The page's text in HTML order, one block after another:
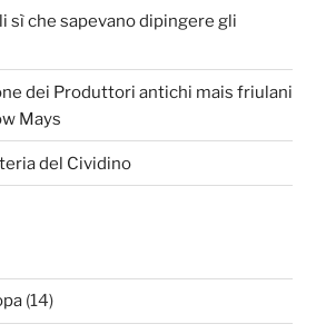
sì che sapevano dipingere gli
dei Produttori antichi mais friulani
Mays
del Cividino
(14)